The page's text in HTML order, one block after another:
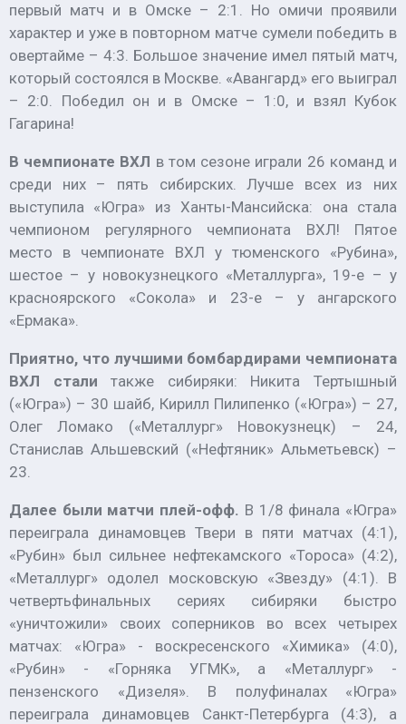
первый матч и в Омске – 2:1. Но омичи проявили
характер и уже в повторном матче сумели победить в
овертайме – 4:3. Большое значение имел пятый матч,
который состоялся в Москве. «Авангард» его выиграл
– 2:0. Победил он и в Омске – 1:0, и взял Кубок
Гагарина!
В чемпионате ВХЛ в том сезоне играли 26 команд и
среди них – пять сибирских. Лучше всех из них
выступила «Югра» из Ханты-Мансийска: она стала
чемпионом регулярного чемпионата ВХЛ! Пятое
место в чемпионате ВХЛ у тюменского «Рубина»,
шестое – у новокузнецкого «Металлурга», 19-е – у
красноярского «Сокола» и 23-е – у ангарского
«Ермака».
Приятно, что лучшими бомбардирами чемпионата
ВХЛ стали также сибиряки: Никита Тертышный
(«Югра») – 30 шайб, Кирилл Пилипенко («Югра») – 27,
Олег Ломако («Металлург» Новокузнецк) – 24,
Станислав Альшевский («Нефтяник» Альметьевск) –
23.
Далее были матчи плей-офф. В 1/8 финала «Югра»
переиграла динамовцев Твери в пяти матчах (4:1),
«Рубин» был сильнее нефтекамского «Тороса» (4:2),
«Металлург» одолел московскую «Звезду» (4:1). В
четвертьфинальных сериях сибиряки быстро
«уничтожили» своих соперников во всех четырех
матчах: «Югра» - воскресенского «Химика» (4:0),
«Рубин» - «Горняка УГМК», а «Металлург» -
пензенского «Дизеля». В полуфиналах «Югра»
переиграла динамовцев Санкт-Петербурга (4:3), а